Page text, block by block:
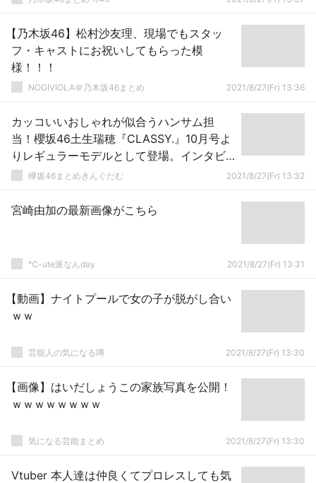
【乃木坂46】松村沙友理、現場でもスタッ
フ・キャストにお祝いしてもらった模
様！！！
NOGIVIOLA＠乃木坂46まとめ 2021/8/27(Fr) 13:36
カッコいいおしゃれが似合うハンサム担
当！櫻坂46土生瑞穂『CLASSY.』10月号よ
りレギュラーモデルとして登場。インタビ
ュー配信中
欅坂46まとめきんぐだむ 2021/8/27(Fr) 13:32
宮崎由加の最新画像がこちら
℃-ute派なんday 2021/8/27(Fr) 13:31
【動画】ナイトプールで女の子が脱がし合い
ｗｗ
芸能人の気になる噂 2021/8/27(Fr) 13:30
【画像】はいだしょうこの家族写真を公開！
ｗｗｗｗｗｗｗｗ
気になる芸能まとめ 2021/8/27(Fr) 13:30
Vtuber 本人達は仲良くてプロレスしても気